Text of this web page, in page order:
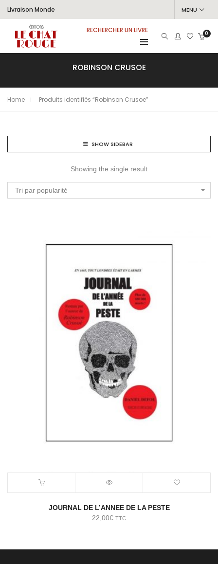
Livraison Monde MENU
RECHERCHER UN LIVRE 0
ROBINSON CRUSOE
Home Produits identifiés “Robinson Crusoe”
SHOW SIDEBAR
Showing the single result
Tri par popularité
JOURNAL DE L’ANNEE DE LA PESTE
22,00€ TTC